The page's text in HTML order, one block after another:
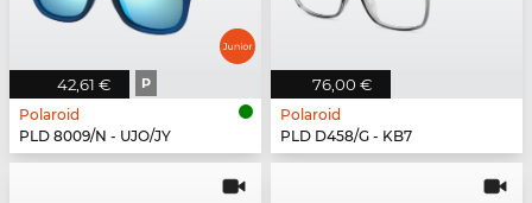
42,61 € P
Polaroid
PLD 8009/N - UJO/JY
76,00 €
Polaroid
PLD D458/G - KB7